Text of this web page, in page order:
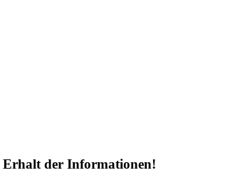
Erhalt der Informationen!